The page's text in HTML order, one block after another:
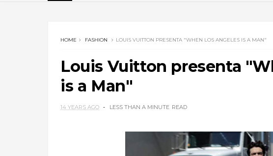
HOME FASHION LOUIS VUITTON PRESENTA "WHEN LOS ANGELES IS A MAN"
Louis Vuitton presenta
is a Man"
14 YEARS AGO LESS THAN A MINUTE READ